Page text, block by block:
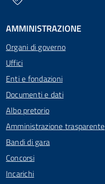
AMMINISTRAZIONE
Organi di governo
Uffici
Enti e fondazioni
Documenti e dati
Albo pretorio
Amministrazione trasparente
Bandi di gara
Concorsi
Incarichi